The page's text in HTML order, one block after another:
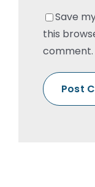
Save
this
comment.